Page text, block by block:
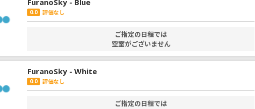
FuranoSky - Blue
0.0 評価なし
ご指定の日程では
空室がございません
FuranoSky - White
0.0 評価なし
ご指定の日程では